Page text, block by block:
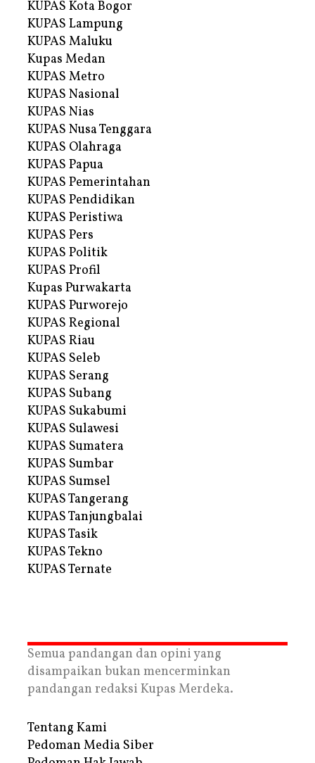
KUPAS Kota Bogor
KUPAS Lampung
KUPAS Maluku
Kupas Medan
KUPAS Metro
KUPAS Nasional
KUPAS Nias
KUPAS Nusa Tenggara
KUPAS Olahraga
KUPAS Papua
KUPAS Pemerintahan
KUPAS Pendidikan
KUPAS Peristiwa
KUPAS Pers
KUPAS Politik
KUPAS Profil
Kupas Purwakarta
KUPAS Purworejo
KUPAS Regional
KUPAS Riau
KUPAS Seleb
KUPAS Serang
KUPAS Subang
KUPAS Sukabumi
KUPAS Sulawesi
KUPAS Sumatera
KUPAS Sumbar
KUPAS Sumsel
KUPAS Tangerang
KUPAS Tanjungbalai
KUPAS Tasik
KUPAS Tekno
KUPAS Ternate
Semua pandangan dan opini yang
disampaikan bukan mencerminkan
pandangan redaksi Kupas Merdeka.
Tentang Kami
Pedoman Media Siber